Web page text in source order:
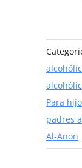
Para
padres
Al-Anon